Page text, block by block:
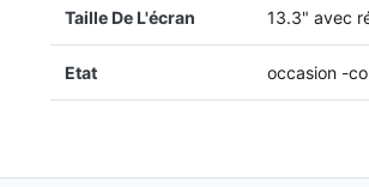
Taille De L'écran 13.3" avec
Etat occasion -